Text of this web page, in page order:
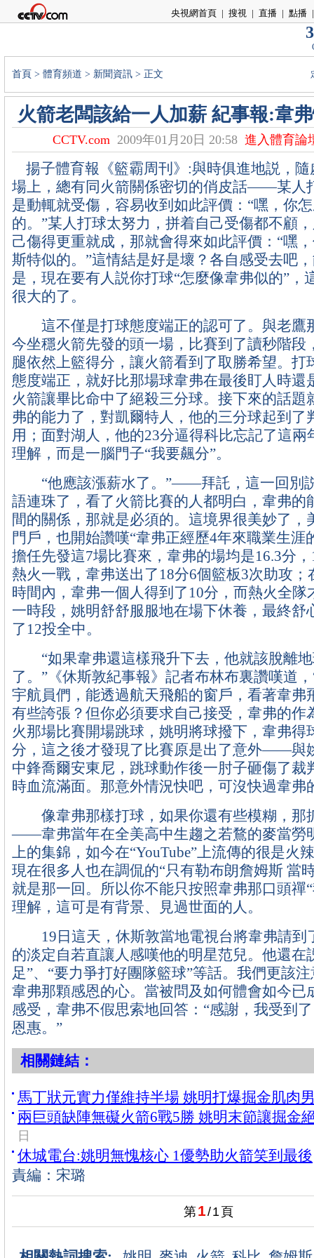
央視網首頁 | 搜視 | 直播 | 點播 |
首頁 > 體育頻道 > 新聞資訊 > 正文
火箭老闆該給一人加薪 紀事報:韋
CCTV.com 2009年01月20日 20:58 進入體育論
揚子體育報《籃霸周刊》:與時俱進地説，隨
場上，總有同火箭關係密切的俏皮話——某人
是動輒就受傷，容易收到如此評價：“嘿，你
的。”某人打球太努力，拼着自己受傷都不顧
己傷得更重就成，那就會得來如此評價：“嘿
斯特似的。”這情結是好是壞？各自感受去吧
是，現在要有人説你打球“怎麼像韋弗似的”，
很大的了。
這不僅是打球態度端正的認可了。與老鷹
今坐穩火箭先發的頭一場，比賽到了讀秒階段
腿依然上籃得分，讓火箭看到了取勝希望。打
態度端正，就好比那場球韋弗在最後盯人時還
火箭讓畢比命中了絕殺三分球。接下來的話題
弗的能力了，對凱爾特人，他的三分球起到了
用；面對湖人，他的23分逼得科比忘記了這兩
理解，而是一腦門子“我要飆分”。
“他應該漲薪水了。”——拜託，這一回別
語連珠了，看了火箭比賽的人都明白，韋弗的
間的關係，那就是必須的。這境界很美妙了，
門戶，也開始讚嘆“韋弗正經歷4年來職業生涯
擔任先發這7場比賽來，韋弗的場均是16.3分
熱火一戰，韋弗送出了18分6個籃板3次助攻；
時間內，韋弗一個人得到了10分，而熱火全隊
一時段，姚明舒舒服服地在場下休養，最終舒
了12投全中。
“如果韋弗還這樣飛升下去，他就該脫離地
了。”《休斯敦紀事報》記者布林布裏讚嘆道
宇航員們，能透過航天飛船的窗戶，看著韋弗
有些誇張？但你必須要求自己接受，韋弗的作
火那場比賽開場跳球，姚明將球撥下，韋弗得
分，這之後才發現了比賽原是出了意外——與
中鋒喬爾安東尼，跳球動作後一肘子砸傷了裁
時血流滿面。那意外情況快吧，可沒快過韋弗
像韋弗那樣打球，如果你還有些模糊，那
——韋弗當年在全美高中生趨之若鶩的麥當勞
上的集錦，如今在“YouTube”上流傳的很是火
現在很多人也在調侃的“只有勒布朗詹姆斯 當
就是那一回。所以你不能只按照韋弗那口頭禪
理解，這可是有背景、見過世面的人。
19日這天，休斯敦當地電視台將韋弗請到
的淡定自若直讓人感嘆他的明星范兒。他還在
足”、“要力爭打好團隊籃球”等話。我們更該
韋弗那顆感恩的心。當被問及如何體會如今已
感受，韋弗不假思索地回答：“感謝，我受到
恩惠。”
相關鏈結：
馬丁狀元實力僅維持半場 姚明打爆掘金肌肉
兩巨頭缺陣無礙火箭6戰5勝 姚明末節讓掘金
日
休城電台:姚明無愧核心 1優勢助火箭笑到最後
責編：宋璐
第1/1頁